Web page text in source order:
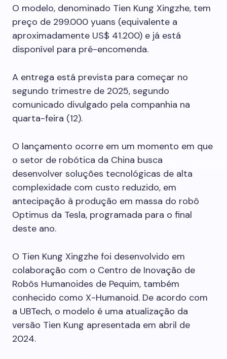
O modelo, denominado Tien Kung Xingzhe, tem
preço de 299.000 yuans (equivalente a
aproximadamente US$ 41.200) e já está
disponível para pré-encomenda.
A entrega está prevista para começar no
segundo trimestre de 2025, segundo
comunicado divulgado pela companhia na
quarta-feira (12).
O lançamento ocorre em um momento em que
o setor de robótica da China busca
desenvolver soluções tecnológicas de alta
complexidade com custo reduzido, em
antecipação à produção em massa do robô
Optimus da Tesla, programada para o final
deste ano.
O Tien Kung Xingzhe foi desenvolvido em
colaboração com o Centro de Inovação de
Robôs Humanoides de Pequim, também
conhecido como X-Humanoid. De acordo com
a UBTech, o modelo é uma atualização da
versão Tien Kung apresentada em abril de
2024.